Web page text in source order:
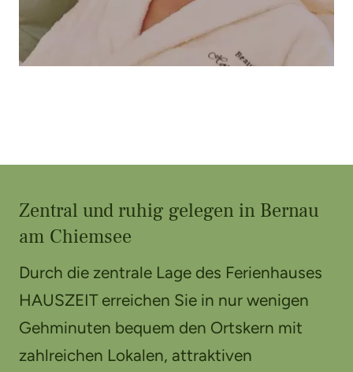
Zentral und ruhig gelegen in Bernau
am Chiemsee
Durch die zentrale Lage des Ferienhauses
HAUSZEIT erreichen Sie in nur wenigen
Gehminuten bequem den Ortskern mit
zahlreichen Lokalen, attraktiven